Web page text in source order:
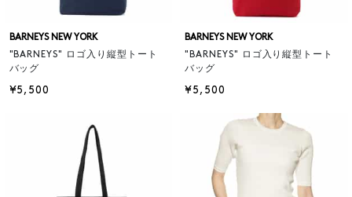
BARNEYS NEW YORK
"BARNEYS" ロゴ入り縦型トート
バッグ
¥5,500
BARNEYS NEW YORK
"BARNEYS" ロゴ入り縦型トート
バッグ
¥5,500